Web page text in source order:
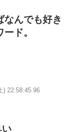
なんでも好き
ド。
) 22:58:45.96
い